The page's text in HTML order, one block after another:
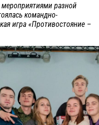
разной
командно-
игра «Противостояние –